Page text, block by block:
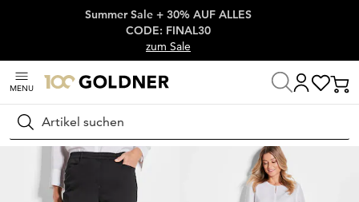
Überspringe Navigation, direkt zum Content
Summer Sale + 30% AUF ALLES
CODE: FINAL30
zum Sale
MENU
Suchen
Startseite Damenmode